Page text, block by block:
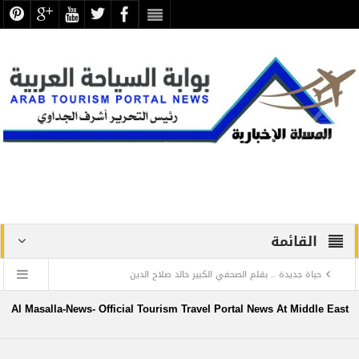
القائمة
حياة جديدة .. بقلم الصحفي الكبير خالد صلاح الدين
دراسة علمية ترصد الاكتشافات الأثرية والتطوير بجبانة الشاطبي
Al Masalla-News- Official Tourism Travel Portal News At Middle East